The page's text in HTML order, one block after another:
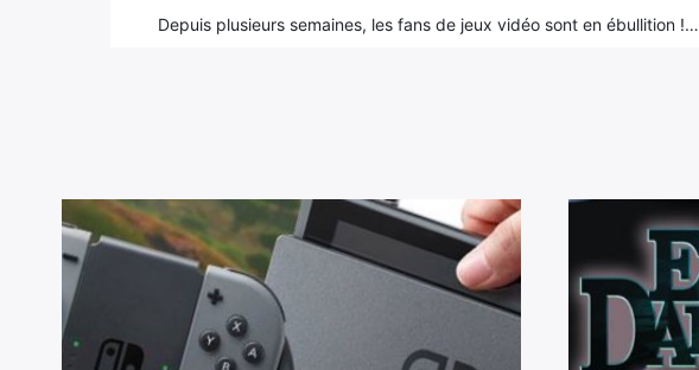
Depuis plusieurs semaines, les fans de jeux vidéo sont en ébullition !…